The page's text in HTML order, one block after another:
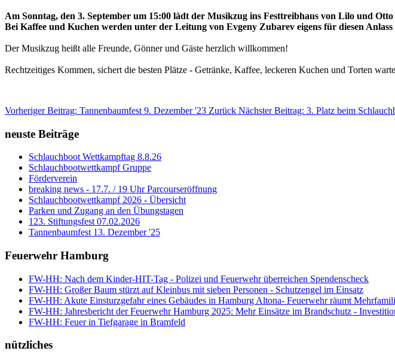
Am Sonntag, den 3. September um 15:00 lädt der Musikzug ins Festtreibhaus von Lilo und
Bei Kaffee und Kuchen werden unter der Leitung von Evgeny Zubarev eigens für diesen
Der Musikzug heißt alle Freunde, Gönner und Gäste herzlich willkommen!
Rechtzeitiges Kommen, sichert die besten Plätze - Getränke, Kaffee, leckeren Kuchen und Torten
Vorheriger Beitrag: Tannenbaumfest 9. Dezember '23 Zurück Nächster Beitrag: 3. Platz beim
neuste Beiträge
Schlauchboot Wettkampftag 8.8.26
Schlauchbootwettkampf Gruppe
Förderverein
breaking news - 17.7. / 19 Uhr Parcourseröffnung
Schlauchbootwettkampf 2026 - Übersicht
Parken und Zugang an den Übungstagen
123. Stiftungsfest 07.02.2026
Tannenbaumfest 13. Dezember '25
Feuerwehr Hamburg
FW-HH: Nach dem Kinder-HIT-Tag - Polizei und Feuerwehr überreichen Spendenscheck
FW-HH: Großer Baum stürzt auf Kleinbus mit sieben Personen - Schutzengel im Einsatz
FW-HH: Akute Einsturzgefahr eines Gebäudes in Hamburg Altona- Feuerwehr räumt
FW-HH: Jahresbericht der Feuerwehr Hamburg 2025: Mehr Einsätze im Brandschutz -
FW-HH: Feuer in Tiefgarage in Bramfeld
nützliches